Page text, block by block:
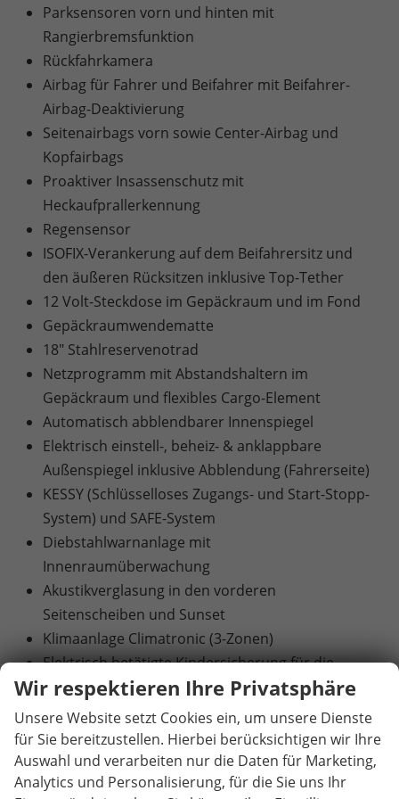
Parksensoren vorn und hinten mit
Rangierbremsfunktion
Rückfahrkamera
Airbag für Fahrer und Beifahrer mit Beifahrer-
Airbag-Deaktivierung
Seitenairbags vorn sowie Center-Airbag und
Kopfairbags
Proaktiver Insassenschutz mit
Heckaufprallerkennung
Regensensor
ISOFIX-Verankerung auf dem Beifahrersitz und
den äußeren Rücksitzen inklusive Top-Tether
12 Volt-Steckdose im Gepäckraum und im Fond
Gepäckraumwendematte
18" Stahlreservenotrad
Netzprogramm mit Abstandshaltern im
Gepäckraum und flexibles Cargo-Element
Automatisch abblendbarer Innenspiegel
Elektrisch einstell-, beheiz- & anklappbare
Außenspiegel inklusive Abblendung (Fahrerseite)
KESSY (Schlüsselloses Zugangs- und Start-Stopp-
System) und SAFE-System
Diebstahlwarnanlage mit
Innenraumüberwachung
Akustikverglasung in den vorderen
Seitenscheiben und Sunset
Klimaanlage Climatronic (3-Zonen)
Elektrisch betätigte Kindersicherung für die
hinteren Türen und Fenster
Elektrische Heckklappenbedienung mit
Komfortöffnung
Schlechtwetterlicht
Matrix-LED-Hauptscheinwerfer
Wir respektieren Ihre Privatsphäre
Unsere Website setzt Cookies ein, um unsere Dienste
für Sie bereitzustellen. Hierbei berücksichtigen wir Ihre
Auswahl und verarbeiten nur die Daten für Marketing,
Analytics und Personalisierung, für die Sie uns Ihr